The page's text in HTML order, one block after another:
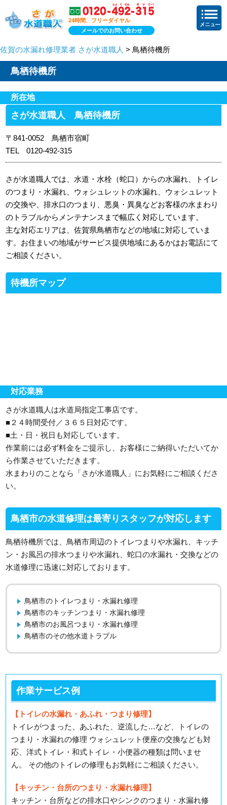
24時間、フリーダイヤル
メールでのお問い合わせ
佐賀の水漏れ修理業者 さが水道職人 > 鳥栖待機所
鳥栖待機所
所在地
さが水道職人 鳥栖待機所
〒841-0052 鳥栖市宿町
TEL 0120-492-315
さが水道職人では、水道・水栓（蛇口）からの水漏れ、トイレ
のつまり・水漏れ、ウォシュレットの水漏れ、ウォシュレット
の交換や、排水口のつまり、悪臭・異臭などお客様の水まわり
のトラブルからメンテナンスまで幅広く対応しています。
主な対応エリアは、佐賀県鳥栖市などの地域に対応していま
す。お住まいの地域がサービス提供地域にあるかはお電話にて
ご相談ください。
待機所マップ
対応業務
さが水道職人は水道局指定工事店です。
■２４時間受付／３６５日対応です。
■土・日・祝日も対応しています。
作業前には必ず料金をご提示し、お客様にご納得いただいてか
ら作業させていただきます。
水まわりのことなら「さが水道職人」にお気軽にご相談くださ
い。
鳥栖市の水道修理は最寄りスタッフが対応します
鳥栖待機所では、鳥栖市周辺のトイレつまりや水漏れ、キッチ
ン・お風呂の排水つまりや水漏れ、蛇口の水漏れ・交換などの
水道修理に迅速に対応しております。
鳥栖市のトイレつまり・水漏れ修理
鳥栖市のキッチンつまり・水漏れ修理
鳥栖市のお風呂つまり・水漏れ修理
鳥栖市のその他水道トラブル
作業サービス例
【トイレの水漏れ・あふれ・つまり修理】
トイレがつまった、あふれた、逆流した…など、トイレの
つまり・水漏れの修理 ウォシュレット便座の交換なども対
応、洋式トイレ・和式トイレ・小便器の種類は問いませ
ん。 その他のトイレの修理もお気軽にご相談ください。
【キッチン・台所のつまり・水漏れ修理】
キッチン・台所などの排水口やシンクのつまり・水漏れ修